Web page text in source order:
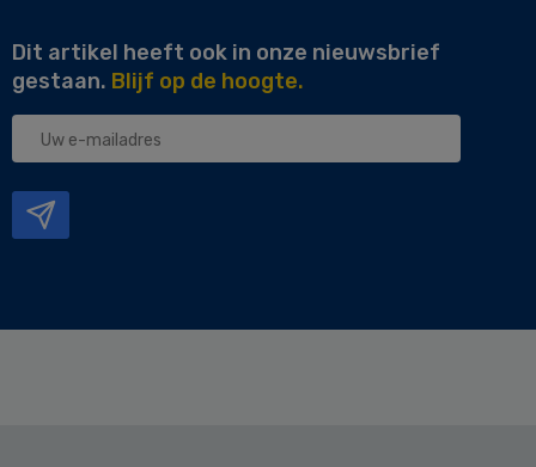
Dit artikel heeft ook in onze nieuwsbrief
gestaan. Blijf op de hoogte.
Uw